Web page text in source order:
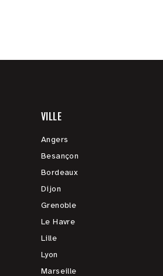
VILLE
Angers
Besançon
Bordeaux
Dijon
Grenoble
Le Havre
Lille
Lyon
Marseille